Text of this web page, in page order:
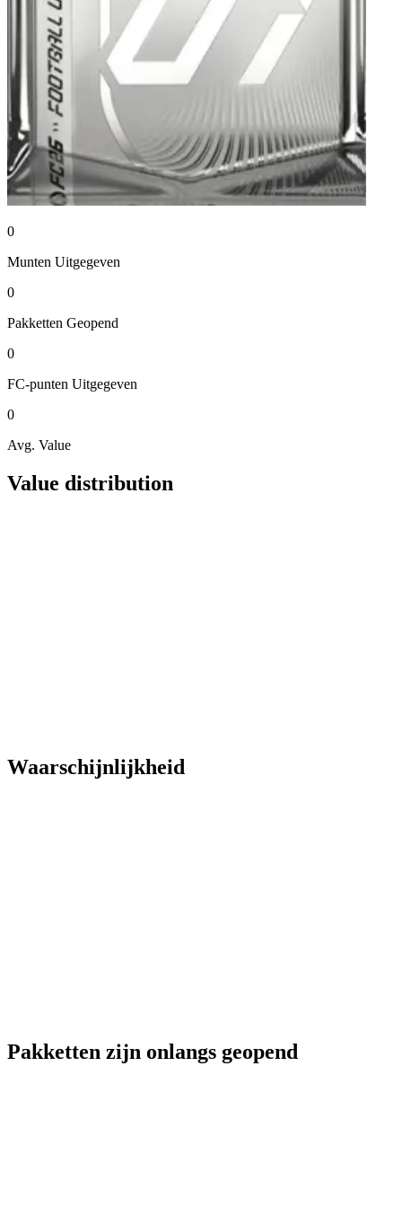
0
Munten Uitgegeven
0
Pakketten Geopend
0
FC-punten Uitgegeven
0
Avg. Value
Value distribution
Waarschijnlijkheid
Pakketten zijn onlangs geopend